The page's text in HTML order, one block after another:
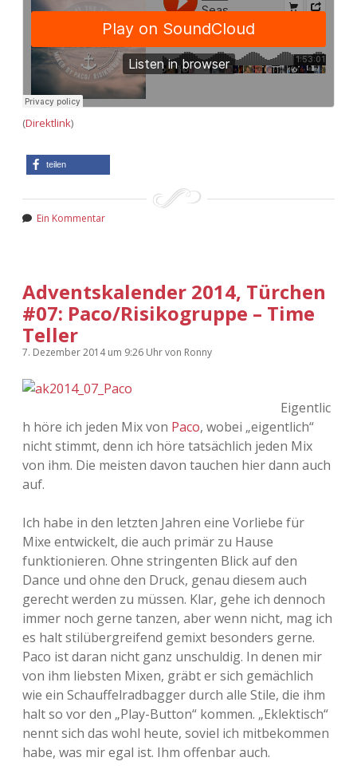
(Direktlink)
teilen
Ein Kommentar
Adventskalender 2014, Türchen
#07: Paco/Risikogruppe – Time
Teller
7. Dezember 2014um 9:26 Uhrvon Ronny
Eigentlic
h höre ich jeden Mix von Paco, wobei „eigentlich“
nicht stimmt, denn ich höre tatsächlich jeden Mix
von ihm. Die meisten davon tauchen hier dann auch
auf.
Ich habe in den letzten Jahren eine Vorliebe für
Mixe entwickelt, die auch primär zu Hause
funktionieren. Ohne stringenten Blick auf den
Dance und ohne den Druck, genau diesem auch
gerecht werden zu müssen. Klar, gehe ich dennoch
immer noch gerne tanzen, aber wenn nicht, mag ich
es halt stilübergreifend gemixt besonders gerne.
Paco ist daran nicht ganz unschuldig. In denen mir
von ihm liebsten Mixen, gräbt er sich gemächlich
wie ein Schauffelradbagger durch alle Stile, die ihm
halt so vor den „Play-Button“ kommen. „Eklektisch“
nennt sich das wohl heute, soviel ich mitbekommen
habe, was mir egal ist. Ihm offenbar auch.